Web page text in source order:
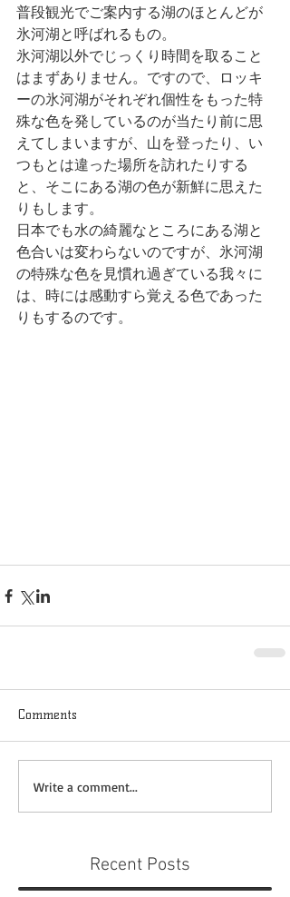
普段観光でご案内する湖のほとんどが
氷河湖と呼ばれるもの。
氷河湖以外でじっくり時間を取ること
はまずありません。ですので、ロッキ
ーの氷河湖がそれぞれ個性をもった特
殊な色を発しているのが当たり前に思
えてしまいますが、山を登ったり、い
つもとは違った場所を訪れたりする
と、そこにある湖の色が新鮮に思えた
りもします。
日本でも水の綺麗なところにある湖と
色合いは変わらないのですが、氷河湖
の特殊な色を見慣れ過ぎている我々に
は、時には感動すら覚える色であった
りもするのです。
Comments
Write a comment...
Recent Posts